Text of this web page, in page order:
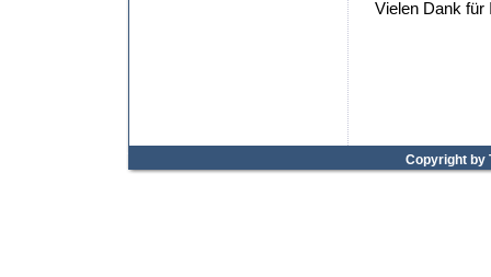
Vielen Dank für
Copyright by